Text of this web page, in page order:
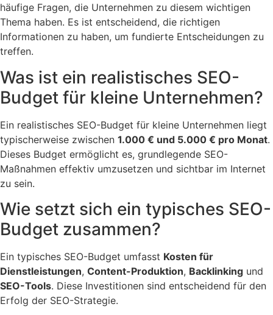
häufige Fragen, die Unternehmen zu diesem wichtigen
Thema haben. Es ist entscheidend, die richtigen
Informationen zu haben, um fundierte Entscheidungen zu
treffen.
Was ist ein realistisches SEO-
Budget für kleine Unternehmen?
Ein realistisches SEO-Budget für kleine Unternehmen liegt
typischerweise zwischen 1.000 € und 5.000 € pro Monat.
Dieses Budget ermöglicht es, grundlegende SEO-
Maßnahmen effektiv umzusetzen und sichtbar im Internet
zu sein.
Wie setzt sich ein typisches SEO-
Budget zusammen?
Ein typisches SEO-Budget umfasst Kosten für
Dienstleistungen, Content-Produktion, Backlinking und
SEO-Tools. Diese Investitionen sind entscheidend für den
Erfolg der SEO-Strategie.